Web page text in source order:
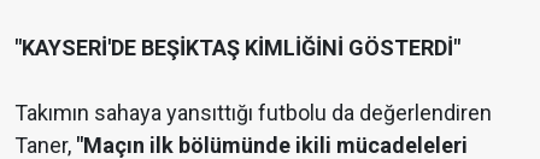
"KAYSERİ'DE BEŞİKTAŞ KİMLİĞİNİ GÖSTERDİ"
Takımın sahaya yansıttığı futbolu da değerlendiren
Taner, "Maçın ilk bölümünde ikili mücadeleleri